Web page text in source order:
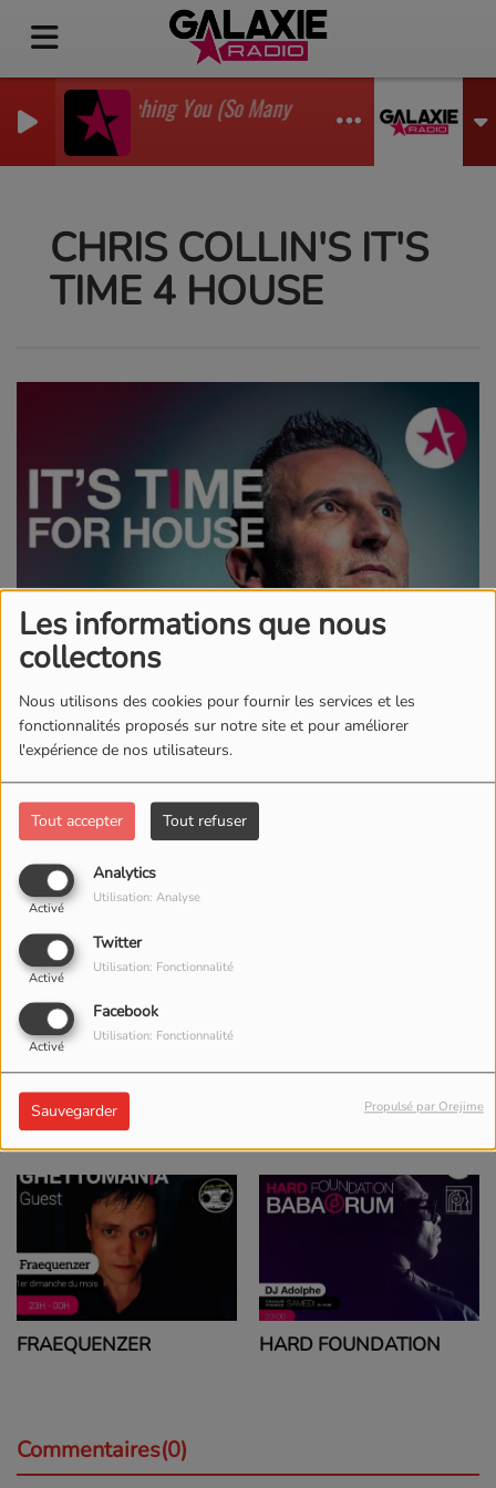
Les informations que nous
collectons
Nous utilisons des cookies pour fournir les services et les
fonctionnalités proposés sur notre site et pour améliorer
l'expérience de nos utilisateurs.
Tout accepter Tout refuser
Analytics
Activé
Utilisation: Analyse
Twitter
Activé
Utilisation: Fonctionnalité
Facebook
Activé
Utilisation: Fonctionnalité
Sauvegarder Propulsé par Orejime
I'm Watching You (So Many Times) (Sean Finn Remix)
GADJO
CHRIS COLLIN'S IT'S
TIME 4 HOUSE
19 JUILLET 2026
House Music au sens large avec
pour une heure de mix dynamique.
seulement surGalaxie Radio
#ItsTimeForHouse #HouseMusic
Voir aussi
FRAEQUENZER HARD FOUNDATION
Commentaires(0)